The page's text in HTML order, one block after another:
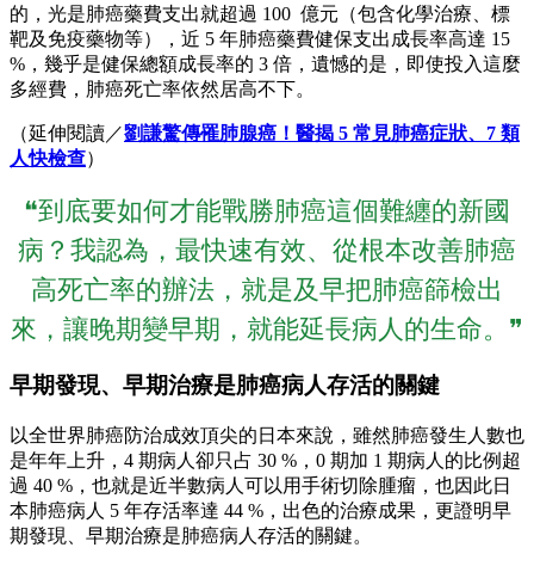
的，光是肺癌藥費支出就超過 100 億元（包含化學治療、標
靶及免疫藥物等），近 5 年肺癌藥費健保支出成長率高達 15
%，幾乎是健保總額成長率的 3 倍，遺憾的是，即使投入這麼
多經費，肺癌死亡率依然居高不下。
（延伸閱讀／劉謙驚傳罹肺腺癌！醫揭 5 常見肺癌症狀、7 類
人快檢查）
❝到底要如何才能戰勝肺癌這個難纏的新國
病？我認為，最快速有效、從根本改善肺癌
高死亡率的辦法，就是及早把肺癌篩檢出
來，讓晚期變早期，就能延長病人的生命。❞
早期發現、早期治療是肺癌病人存活的關鍵
以全世界肺癌防治成效頂尖的日本來說，雖然肺癌發生人數也
是年年上升，4 期病人卻只占 30 %，0 期加 1 期病人的比例超
過 40 %，也就是近半數病人可以用手術切除腫瘤，也因此日
本肺癌病人 5 年存活率達 44 %，出色的治療成果，更證明早
期發現、早期治療是肺癌病人存活的關鍵。